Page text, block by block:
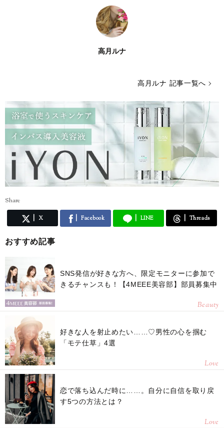
高月ルナ
高月ルナ 記事一覧へ
Share
X Facebook LINE Threads
おすすめ記事
SNS発信が好きな方へ、限定モニターに参加で
きるチャンスも！【4MEEE美容部】部員募集中
Beauty
好きな人を射止めたい……♡男性の心を掴む
「モテ仕草」4選
Love
恋で落ち込んだ時に……。自分に自信を取り戻
す5つの方法とは？
Love